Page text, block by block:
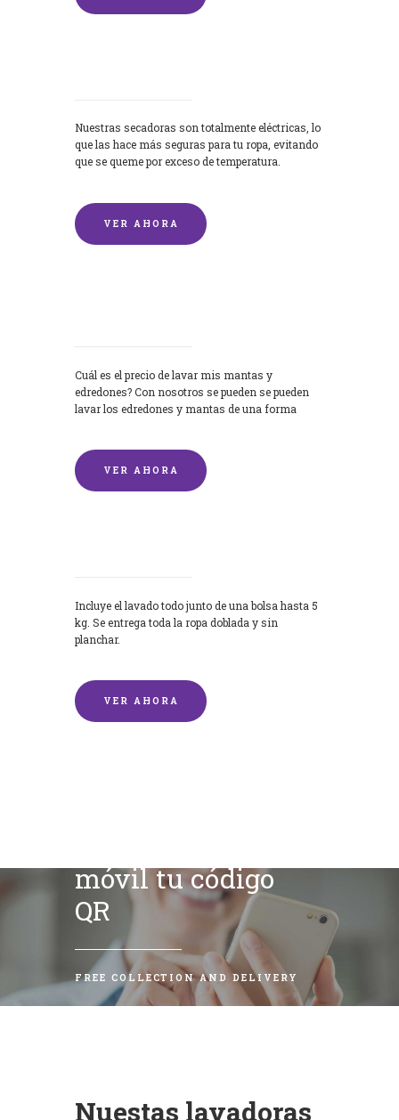
Nuestras secadoras son totalmente eléctricas, lo
que las hace más seguras para tu ropa, evitando
que se queme por exceso de temperatura.
VER AHORA
Cuál es el precio de lavar mis mantas y
edredones? Con nosotros se pueden se pueden
lavar los edredones y mantas de una forma
VER AHORA
Incluye el lavado todo junto de una bolsa hasta 5
kg. Se entrega toda la ropa doblada y sin
planchar.
VER AHORA
móvil tu código
QR
FREE COLLECTION AND DELIVERY
Nuestas lavadoras